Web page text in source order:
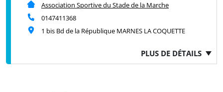
Association Sportive du Stade de la Marche
0147411368
1 bis Bd de la République MARNES LA COQUETTE
PLUS DE DÉTAILS